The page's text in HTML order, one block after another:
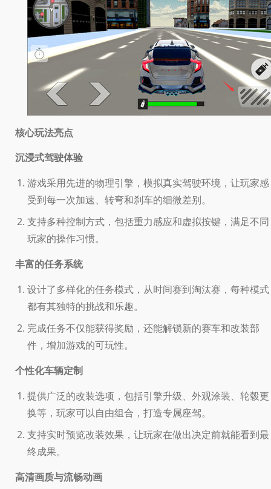
核心玩法亮点
沉浸式驾驶体验
游戏采用先进的物理引擎，模拟真实驾驶环境，让玩家感
受到每一次加速、转弯和刹车的细微差别。
支持多种控制方式，包括重力感应和虚拟按键，满足不同
玩家的操作习惯。
丰富的任务系统
设计了多样化的任务模式，从时间赛到淘汰赛，每种模式
都有其独特的挑战和乐趣。
完成任务不仅能获得奖励，还能解锁新的赛车和改装部
件，增加游戏的可玩性。
个性化车辆定制
提供广泛的改装选项，包括引擎升级、外观涂装、轮毂更
换等，玩家可以自由组合，打造专属座驾。
支持实时预览改装效果，让玩家在做出决定前就能看到最
终成果。
高清画质与流畅动画